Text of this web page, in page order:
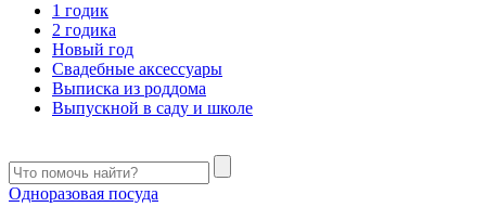
1 годик
2 годика
Новый год
Свадебные аксессуары
Выписка из роддома
Выпускной в саду и школе
Одноразовая посуда